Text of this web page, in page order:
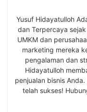
Yusuf Hidayatulloh
dan Terpercaya
UMKM dan
marketing mereka
pengalaman dan
Hidayatulloh
penjualan bisnis
telah sukses!